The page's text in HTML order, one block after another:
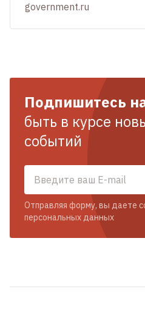
government.ru
Подпишитесь
быть в курсе
событий
Отправляя форму, вы даете
персональных данных